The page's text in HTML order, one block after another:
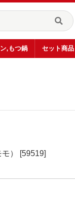
,もつ鍋 セット商品
） [59519]